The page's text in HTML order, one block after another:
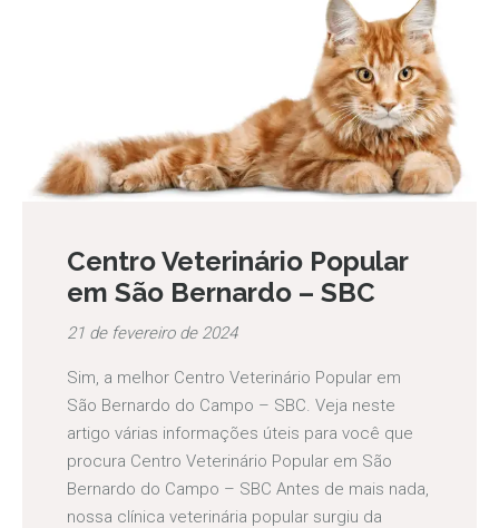
Centro Veterinário Popular
em São Bernardo – SBC
21 de fevereiro de 2024
Sim, a melhor Centro Veterinário Popular em
São Bernardo do Campo – SBC. Veja neste
artigo várias informações úteis para você que
procura Centro Veterinário Popular em São
Bernardo do Campo – SBC Antes de mais nada,
nossa clínica veterinária popular surgiu da